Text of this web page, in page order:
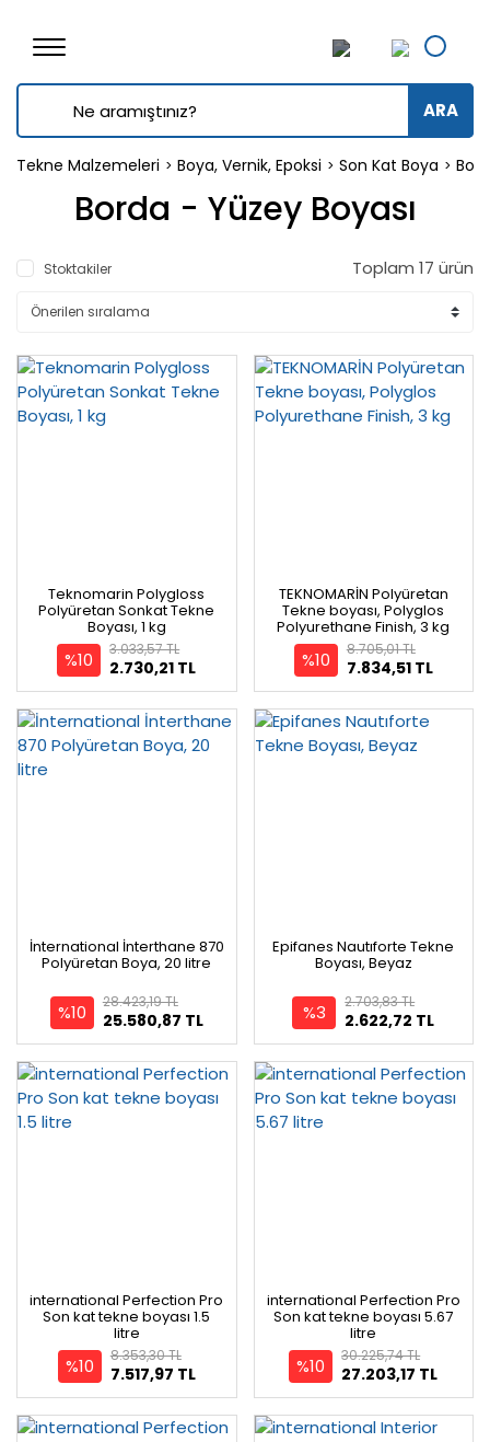
ARA
Tekne Malzemeleri Boya, Vernik, Epoksi Son Kat Boya
Borda - Yüzey Boyası
Stoktakiler Toplam 17 ürün
Teknomarin Polygloss
Polyüretan Sonkat Tekne
Boyası, 1 kg
%10 2.730,21 TL
3.033,57 TL
TEKNOMARİN Polyüretan
Tekne boyası, Polyglos
Polyurethane Finish, 3 kg
%10 7.834,51 TL
8.705,01 TL
İnternational İnterthane 870
Polyüretan Boya, 20 litre
%10 25.580,87 TL
28.423,19 TL
Epifanes Nautıforte Tekne
Boyası, Beyaz
%3 2.622,72 TL
2.703,83 TL
international Perfection Pro
Son kat tekne boyası 1.5
litre
%10 7.517,97 TL
8.353,30 TL
international Perfection Pro
Son kat tekne boyası 5.67
litre
%10 27.203,17 TL
30.225,74 TL